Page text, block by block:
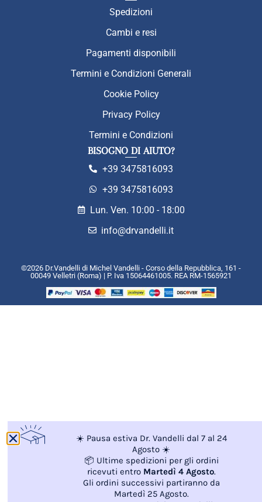
Spedizioni
Cambi e resi
Pagamenti disponibili
Termini e Condizioni Generali
Cookie Policy
Privacy Policy
Termini e Condizioni
BISOGNO DI AIUTO?
+39 3475816093
+39 3475816093
Lun. Ven. 10:00 - 18:00
info@drvandelli.it
©2026 Dr.Vandelli di Michel Vandelli - Corso della Repubblica, 161 -
00049 Velletri (Roma) | P. Iva 15064461005. REA RM-1565921
☀️ Pausa estiva Dr. Vandelli dal 7 al 24
Agosto ☀️
📦 Ultime spedizioni per gli ordini
ricevuti entro Martedì 4 Agosto.
Gli ordini successivi partiranno da
Martedì 25 Agosto.